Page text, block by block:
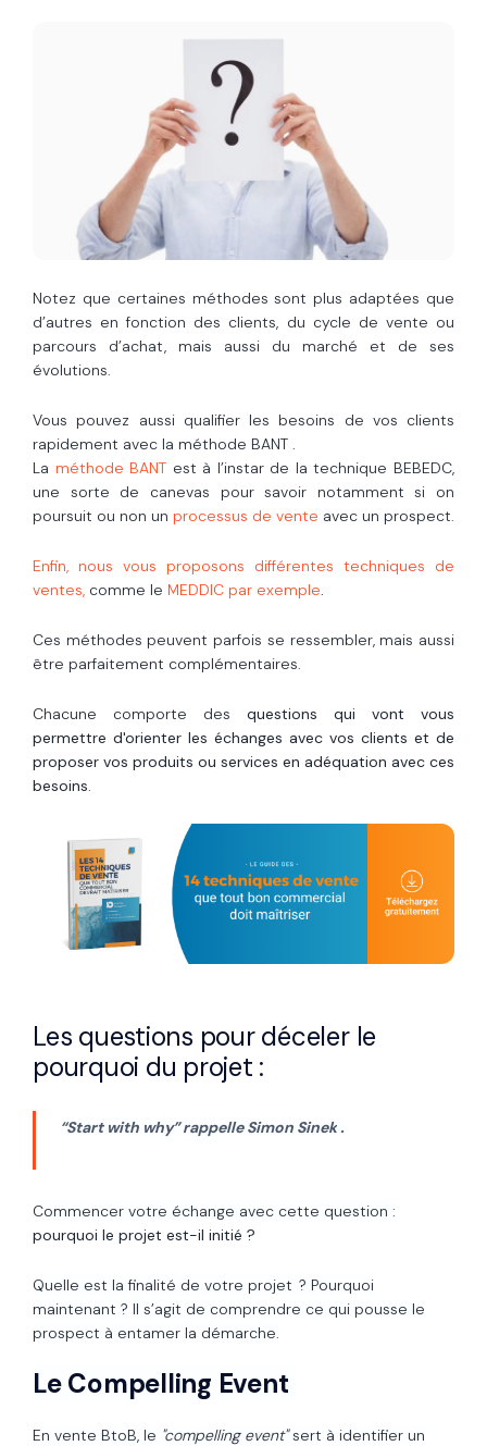
Notez que certaines méthodes sont plus adaptées que
d’autres en fonction des clients, du cycle de vente ou
parcours d’achat, mais aussi du marché et de ses
évolutions.
Vous pouvez aussi qualifier les besoins de vos clients
rapidement avec la méthode BANT .
La méthode BANT est à l’instar de la technique BEBEDC,
une sorte de canevas pour savoir notamment si on
poursuit ou non un processus de vente avec un prospect.
Enfin, nous vous proposons différentes techniques de
ventes, comme le MEDDIC par exemple.
Ces méthodes peuvent parfois se ressembler, mais aussi
être parfaitement complémentaires.
Chacune comporte des questions qui vont vous
permettre d'orienter les échanges avec vos clients et de
proposer vos produits ou services en adéquation avec ces
besoins.
Les questions pour déceler le
pourquoi du projet :
“Start with why” rappelle Simon Sinek .
Commencer votre échange avec cette question :
pourquoi le projet est-il initié ?
Quelle est la finalité de votre projet ? Pourquoi
maintenant ? Il s’agit de comprendre ce qui pousse le
prospect à entamer la démarche.
Le Compelling Event
En vente BtoB, le "compelling event"sert à identifier un